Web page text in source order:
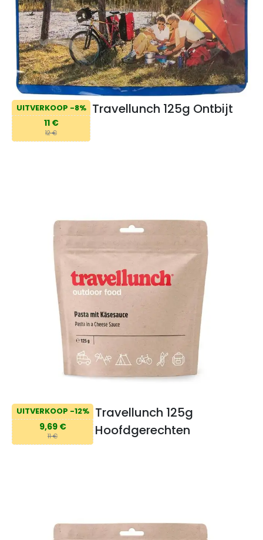
UITVERKOOP -8%
11 €
12 €
Travellunch 125g Ontbijt
UITVERKOOP -12%
9,69 €
11 €
Travellunch 125g
Hoofdgerechten